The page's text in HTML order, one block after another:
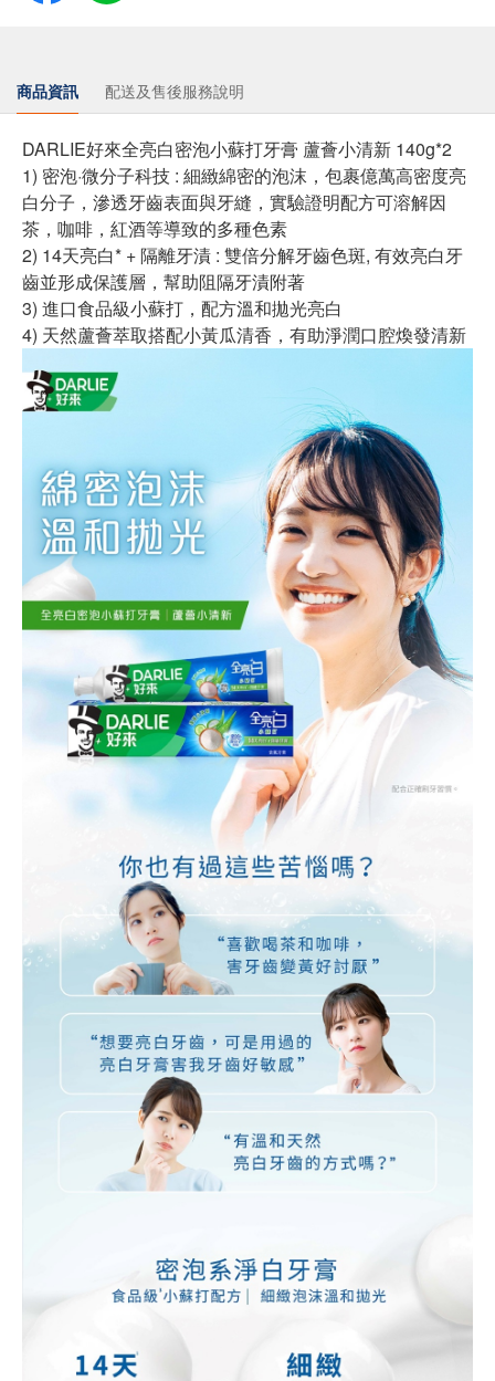
商品資訊 配送及售後服務說明
DARLIE好來全亮白密泡小蘇打牙膏 蘆薈小清新 140g*2
1) 密泡·微分子科技 : 細緻綿密的泡沫，包裹億萬高密度亮
白分子，滲透牙齒表面與牙縫，實驗證明配方可溶解因
茶，咖啡，紅酒等導致的多種色素
2) 14天亮白* + 隔離牙漬 : 雙倍分解牙齒色斑, 有效亮白牙
齒並形成保護層，幫助阻隔牙漬附著
3) 進口食品級小蘇打，配方溫和拋光亮白
4) 天然蘆薈萃取搭配小黃瓜清香，有助淨潤口腔煥發清新